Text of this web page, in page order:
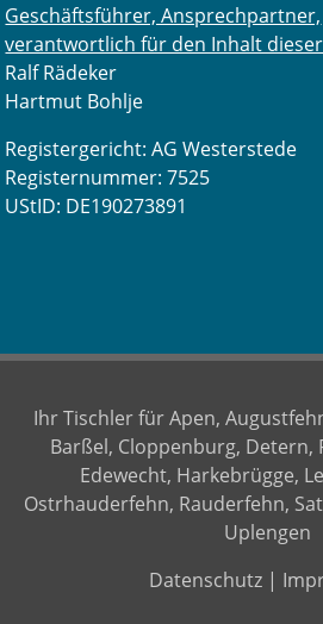
Geschäftsführer, Ansprechpartner,
verantwortlich für den Inhalt
Ralf Rädeker
Hartmut Bohlje
Registergericht: AG Westerstede
Registernummer: 7525
UStID: DE190273891
Ihr Tischler für Apen,
Barßel, Cloppenburg, Detern,
Edewecht, Harkebrügge,
Ostrhauderfehn, Rauderfehn,
Uplengen
Datenschutz |